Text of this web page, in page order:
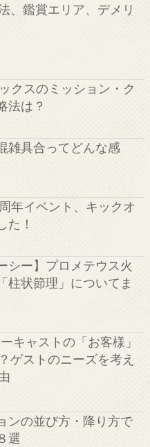
、鑑賞エリア、デメリ
クスのミッション・ク
法は？
雑具合ってどんな感
年イベント、キックオ
た！
シー】プロメテウス火
柱状節理」についてま
キャストの「お客様」
ゲストのニーズを考え
ンの並び方・降り方で
選